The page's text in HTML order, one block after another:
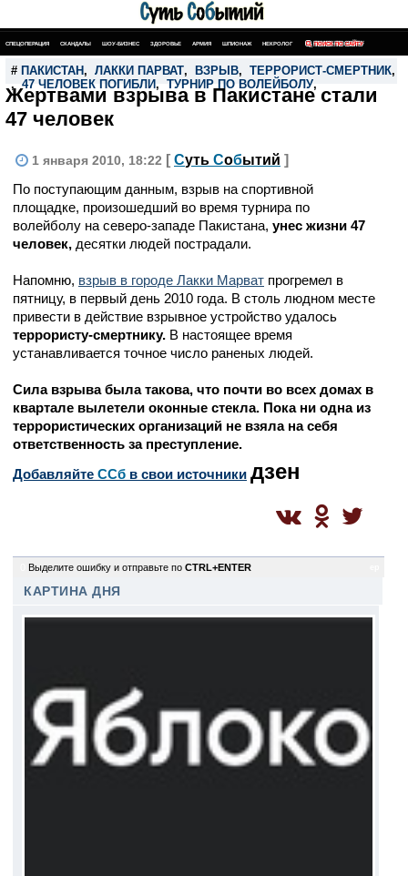
СПЕЦОПЕРАЦИЯ СКАНДАЛЫ ШОУ-БИЗНЕС ЗДОРОВЬЕ АРМИЯ ШПИОНАЖ НЕКРОЛОГ ПОИСК ПО САЙТУ
# ПАКИСТАН , ЛАККИ ПАРВАТ, ВЗРЫВ, ТЕРРОРИСТ-СМЕРТНИК,
, 47 ЧЕЛОВЕК ПОГИБЛИ, ТУРНИР ПО ВОЛЕЙБОЛУ,
Жертвами взрыва в Пакистане стали
47 человек
1 января 2010, 18:22 [ Суть Событий ]
По поступающим данным, взрыв на спортивной
площадке, произошедший во время турнира по
волейболу на северо-западе Пакистана, унес жизни 47
человек, десятки людей пострадали.
Напомню, взрыв в городе Лакки Марват прогремел в
пятницу, в первый день 2010 года. В столь людном месте
привести в действие взрывное устройство удалось
террористу-смертнику. В настоящее время
устанавливается точное число раненых людей.
Сила взрыва была такова, что почти во всех домах в
квартале вылетели оконные стекла. Пока ни одна из
террористических организаций не взяла на себя
ответственность за преступление.
Добавляйте CСб в свои источники дзен
Выделите ошибку и отправьте по CTRL+ENTER
КАРТИНА ДНЯ